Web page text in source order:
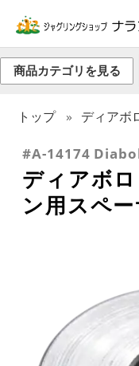
商品カテゴリを見る
トップ ディアボ
#A-14174
ディアボ
ン用スペ